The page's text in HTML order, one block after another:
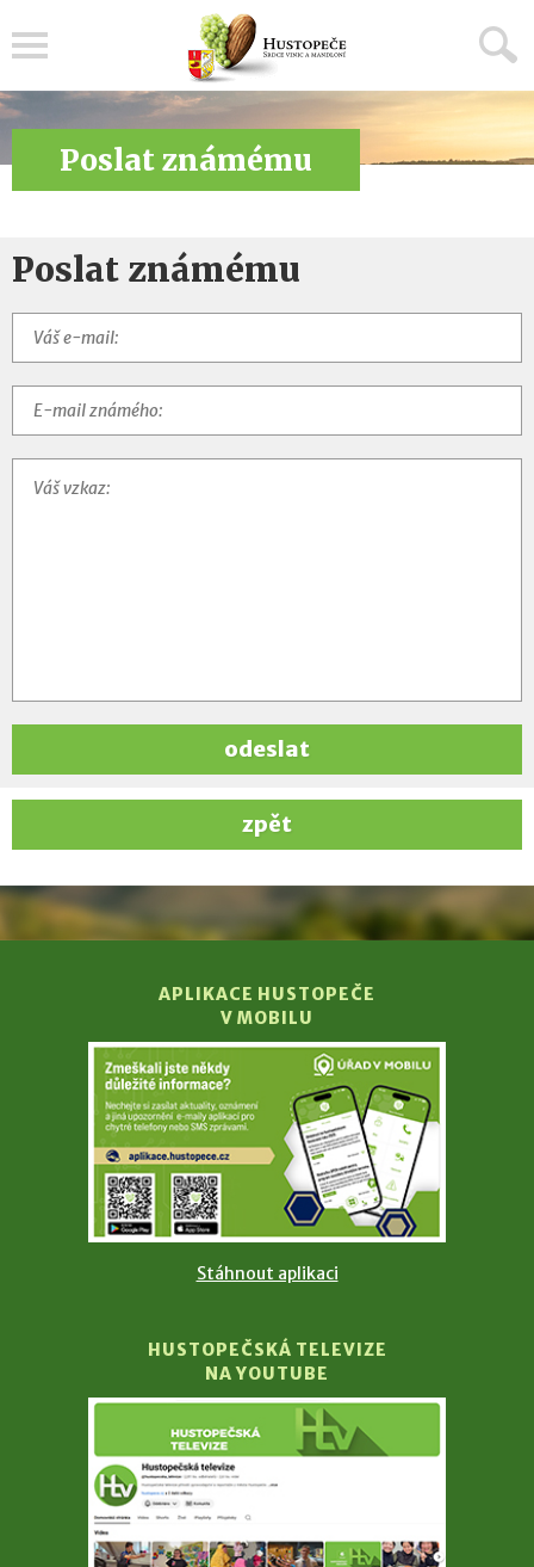
Poslat známému
Poslat známému
odeslat
zpět
APLIKACE HUSTOPEČE
V MOBILU
Stáhnout aplikaci
HUSTOPEČSKÁ TELEVIZE
NA YOUTUBE